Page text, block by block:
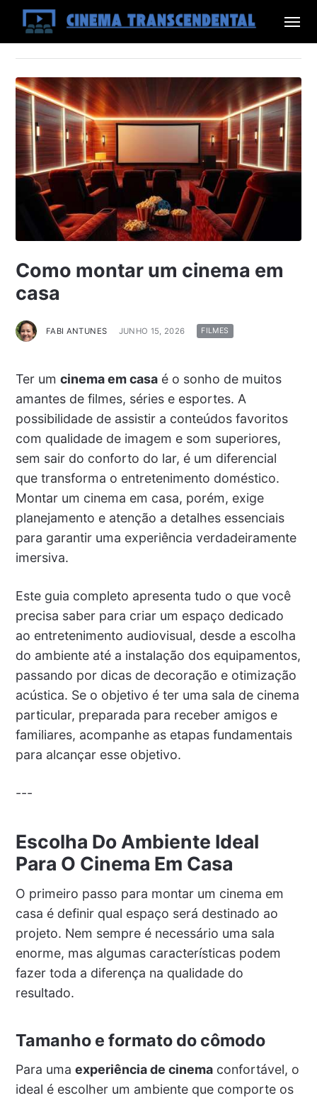
Como montar um cinema em
casa
FABI ANTUNES JUNHO 15, 2026 FILMES
Ter um cinema em casaé o sonho de muitos
amantes de filmes, séries e esportes. A
possibilidade de assistir a conteúdos favoritos
com qualidade de imagem e som superiores,
sem sair do conforto do lar, é um diferencial
que transforma o entretenimento doméstico.
Montar um cinema em casa, porém, exige
planejamento e atenção a detalhes essenciais
para garantir uma experiência verdadeiramente
imersiva.
Este guia completo apresenta tudo o que você
precisa saber para criar um espaço dedicado
ao entretenimento audiovisual, desde a escolha
do ambiente até a instalação dos equipamentos,
passando por dicas de decoração e otimização
acústica. Se o objetivo é ter uma sala de cinema
particular, preparada para receber amigos e
familiares, acompanhe as etapas fundamentais
para alcançar esse objetivo.
---
Escolha Do Ambiente Ideal
Para O Cinema Em Casa
O primeiro passo para montar um cinema em
casa é definir qual espaço será destinado ao
projeto. Nem sempre é necessário uma sala
enorme, mas algumas características podem
fazer toda a diferença na qualidade do
resultado.
Tamanho e formato do cômodo
Para uma experiência de cinemaconfortável, o
ideal é escolher um ambiente que comporte os